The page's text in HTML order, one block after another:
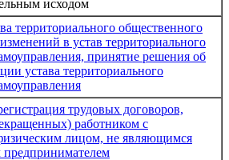
исходом
территориального общественного
в устав территориального
принятие решения об
устава территориального
трудовых договоров,
работником с
лицом, не являющимся